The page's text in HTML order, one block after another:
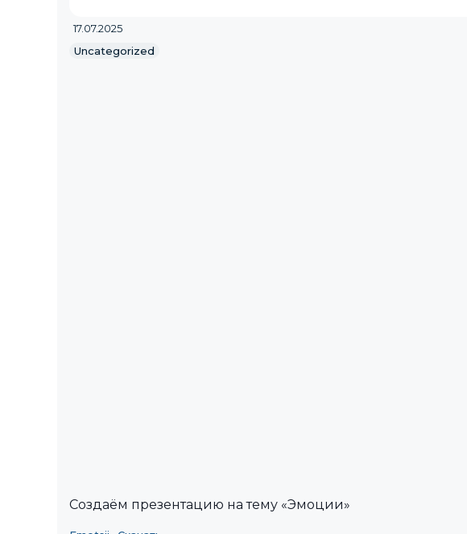
17.07.2025
Uncategorized
Создаём презентацию на тему «Эмоции»